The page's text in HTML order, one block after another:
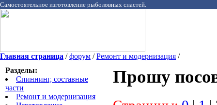
Самостоятельное изготовление рыболовных снастей.
Главная страница /форум /Ремонт и модернизация /
Разделы:
Спиннинг, составные
части
Ремонт и модернизация
Прошу